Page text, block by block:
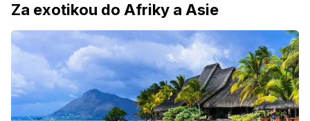
Za exotikou do Afriky a Asie